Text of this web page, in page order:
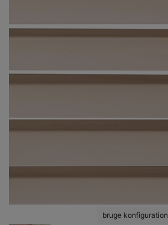
bruge konfiguration